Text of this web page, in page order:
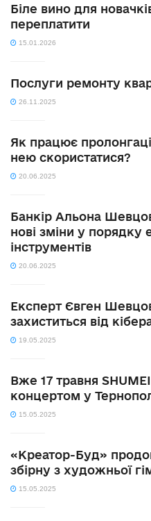
Біле вино для
переплатити
15.01.2026
Послуги ремонту
26.11.2025
Як працює
нею скористатися?
20.06.2025
Банкір Альона
нові зміни у порядку
інструментів
20.06.2025
Експерт Євген
захиститься від
19.05.2025
Вже 17 травня
концертом у
15.05.2025
«Креатор-Буд»
збірну з художньої
15.05.2025